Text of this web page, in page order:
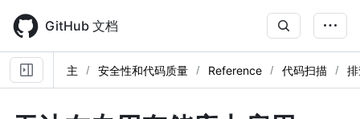
main
content
GitHub 文档
主 安全性和代码质量 Reference 代码扫描